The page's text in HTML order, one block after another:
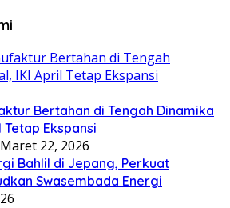
Bertahan di Tengah Dinamika
Tetap Ekspansi
Maret 22, 2026
Bahlil di Jepang, Perkuat
Swasembada Energi